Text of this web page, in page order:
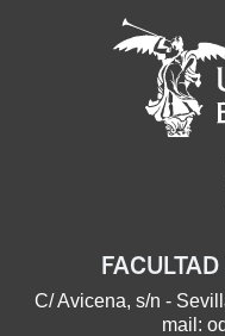
C/ Avicena, s/n -
mail: